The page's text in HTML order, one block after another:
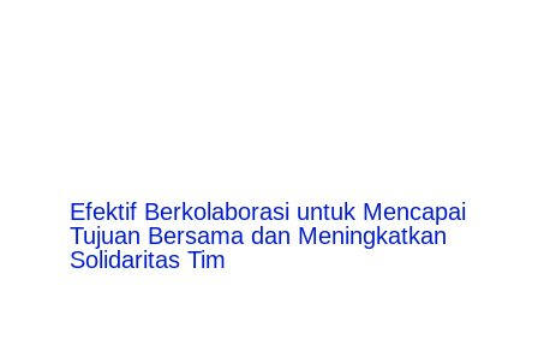
Efektif Berkolaborasi untuk Mencapai
Tujuan Bersama dan Meningkatkan
Solidaritas Tim